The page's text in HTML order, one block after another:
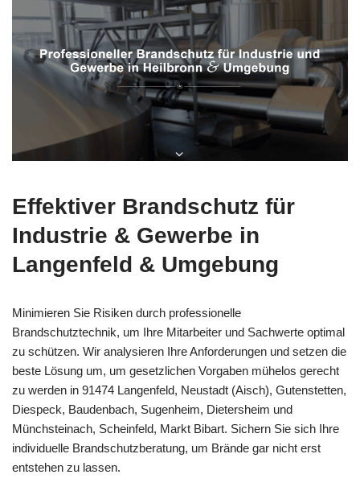
Effektiver Brandschutz für
Industrie & Gewerbe in
Langenfeld & Umgebung
Minimieren Sie Risiken durch professionelle
Brandschutztechnik, um Ihre Mitarbeiter und Sachwerte optimal
zu schützen. Wir analysieren Ihre Anforderungen und setzen die
beste Lösung um, um gesetzlichen Vorgaben mühelos gerecht
zu werden in 91474 Langenfeld, Neustadt (Aisch), Gutenstetten,
Diespeck, Baudenbach, Sugenheim, Dietersheim und
Münchsteinach, Scheinfeld, Markt Bibart. Sichern Sie sich Ihre
individuelle Brandschutzberatung, um Brände gar nicht erst
entstehen zu lassen.